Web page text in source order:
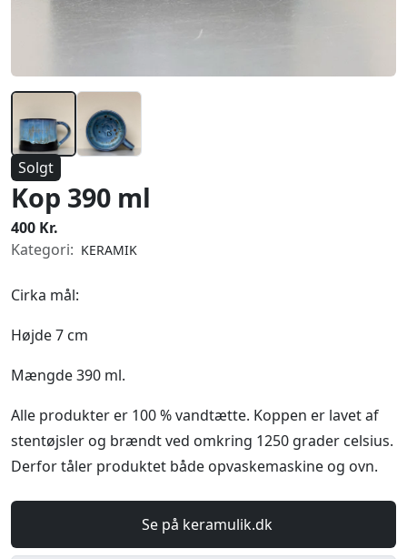
Solgt
Kop 390 ml
400 Kr.
Kategori: KERAMIK
Cirka mål:
Højde 7 cm
Mængde 390 ml.
Alle produkter er 100 % vandtætte. Koppen er lavet af
stentøjsler og brændt ved omkring 1250 grader celsius.
Derfor tåler produktet både opvaskemaskine og ovn.
Se på keramulik.dk